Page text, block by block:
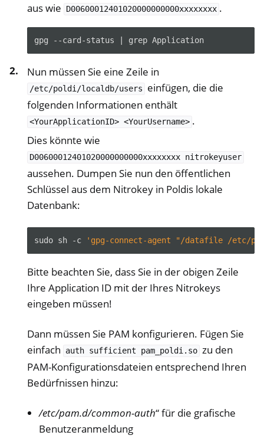
navigation of SSH
navigation of Festplattenverschlüsselung
navigation of HSM
navigation of PIV (nur Windows)
navigation of Nitrokey 3
navigation of Nitrokey FIDO2
navigation of Nitrokey HSM 2
navigation of Nitrokey Pro 2
aus wie
D00600012401020000000000xxxxxxxx .
gpg --card-status grep
Nun müssen Sie eine Zeile in
/etc/poldi/localdb/users
einfügen, die die
folgenden Informationen enthält
<YourApplicationID> <YourUsername> .
Dies könnte wie
D00600012401020000000000xxxxxxxx nitrokeyuser
aussehen. Dumpen Sie nun den öffentlichen
Schlüssel aus dem Nitrokey in Poldis lokale
Datenbank:
sudo sh -c 'gpg-connect-agent "/datafile /etc/
Bitte beachten Sie, dass Sie in der obigen Zeile
Ihre Application ID mit der Ihres Nitrokeys
eingeben müssen!
Dann müssen Sie PAM konfigurieren. Fügen Sie
einfach
auth sufficient pam_poldi.so zu den
PAM-Konfigurationsdateien entsprechend Ihren
Bedürfnissen hinzu:
/etc/pam.d/common-auth“ für die grafische
Benutzeranmeldung